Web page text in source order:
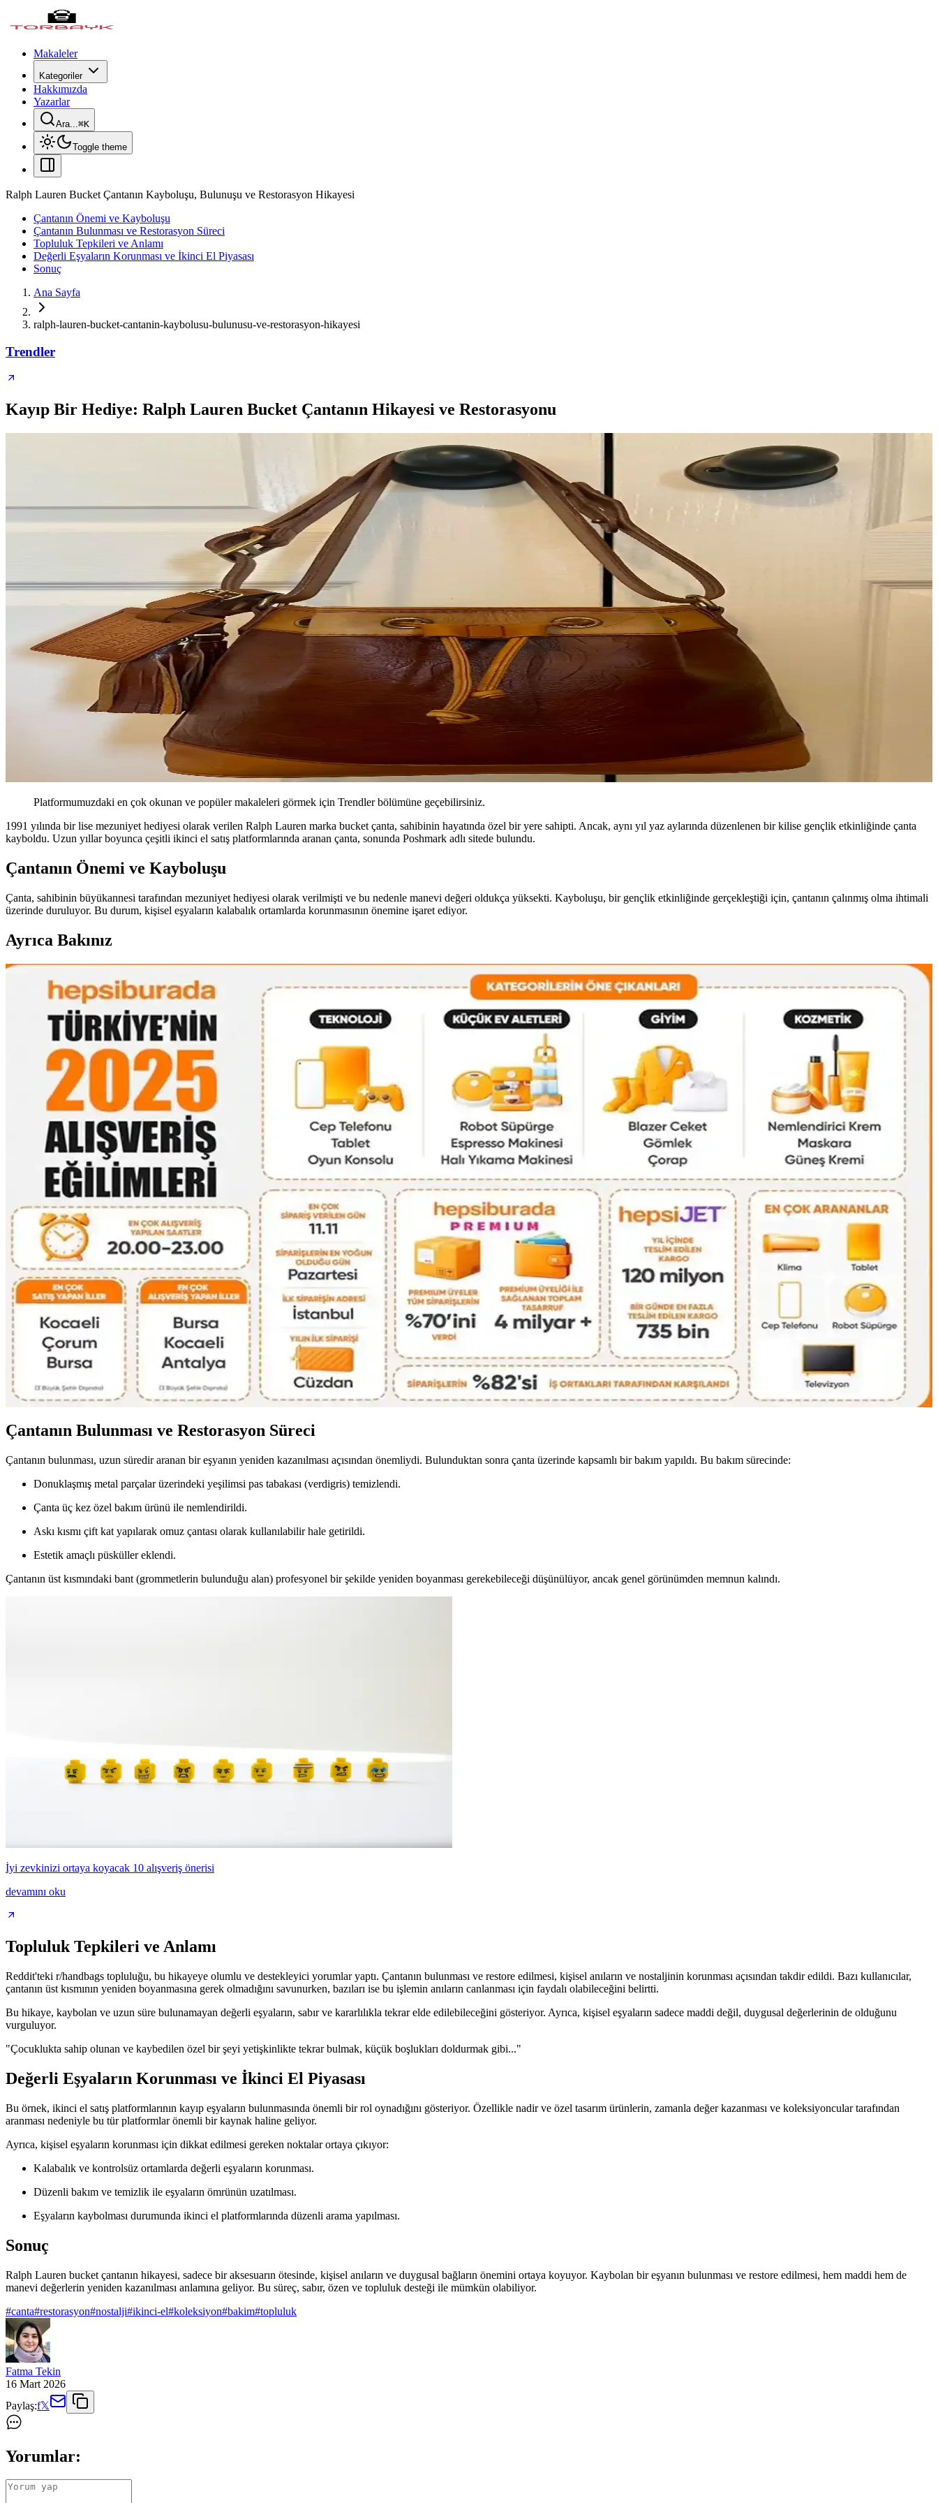
Makaleler
Kategoriler
Hakkımızda
Yazarlar
Ara...⌘K
Toggle theme
Ralph Lauren Bucket Çantanın Kayboluşu, Bulunuşu ve Restorasyon Hikayesi
Çantanın Önemi ve Kayboluşu
Çantanın Bulunması ve Restorasyon Süreci
Topluluk Tepkileri ve Anlamı
Değerli Eşyaların Korunması ve İkinci El Piyasası
Sonuç
Ana Sayfa
ralph-lauren-bucket-cantanin-kaybolusu-bulunusu-ve-restorasyon-hikayesi
Trendler
Kayıp Bir Hediye: Ralph Lauren Bucket Çantanın Hikayesi ve Restorasyonu
Platformumuzdaki en çok okunan ve popüler makaleleri görmek için Trendler bölümüne geçebilirsiniz.
1991 yılında bir lise mezuniyet hediyesi olarak verilen Ralph Lauren marka bucket çanta, sahibinin hayatında özel bir yere sahipti. Ancak, aynı yıl yaz aylarında düzenlenen bir kilise gençlik etkinliğinde çanta
kayboldu. Uzun yıllar boyunca çeşitli ikinci el satış platformlarında aranan çanta, sonunda Poshmark adlı sitede bulundu.
Çantanın Önemi ve Kayboluşu
Çanta, sahibinin büyükannesi tarafından mezuniyet hediyesi olarak verilmişti ve bu nedenle manevi değeri oldukça yüksekti. Kayboluşu, bir gençlik etkinliğinde gerçekleştiği için, çantanın çalınmış olma ihtimali
üzerinde duruluyor. Bu durum, kişisel eşyaların kalabalık ortamlarda korunmasının önemine işaret ediyor.
Ayrıca Bakınız
Çanta Koleksiyonları: Çeşitlilik, Kullanım Tercihleri ve İkinci El Alışverişte Orijinallik
Çanta koleksiyonları farklı boyut, doku ve renklerle zenginleşir. Kullanım sıklığına göre tercih edilen çantalar, koleksiyon yönetimi ve ikinci el alışverişte orijinallik kontrolü önem taşır.
Fyro Levo 30L Sırt Çantası ile İş Seyahatlerinde Tek Çanta Kullanımı ve Paketleme Stratejileri
Fyro Levo 30L sırt çantası, iş seyahatlerinde tek çanta konseptiyle pratik paketleme ve taşınabilirlik sunar. Elektronik cihazlar, kıyafetler ve kişisel eşyalar düzenli şekilde taşınabilir.
30'lu Yaşlardaki Anneler İçin Moda ve Fonksiyonellik Dengesinde El Çantası Seçimi
30'lu yaşlardaki anneler için el çantası seçimi, modaya uygunluk, dayanıklılık ve fonksiyonelliği bir arada sunan modellerle günlük hayatın ihtiyaçlarına cevap verir. Markalar ve malzeme tercihleri önemlidir.
Dooney & Bourke Janine Çantası: Dayanıklı Deri Tasarımı ve Piyasa Değeri Analizi
Dooney & Bourke Janine çantası, dayanıklı deri yapısı ve şık tasarımıyla günlük kullanım ve seyahat için ideal. İkinci el piyasasında uygun fiyatlı, manevi değeri yüksek bir seçenek sunar.
Çocukça Bulunan Çanta Tasarımları ve Stil Algısının Sosyal ve Kültürel Boyutları
Çanta tasarımlarında renkli ve neşeli modellerin 'çocukça' algısı, bireysel ifade ve kültürel farklılıklarla şekillenir. Stil, özgünlük ve mutlulukla anlam kazanır.
16 Litrelik Kanken Sırt Çantasıyla 4 Gün 4 Gece Minimalist Seyahat Planlama
16 litrelik Kanken sırt çantasıyla 4 gün 4 gece minimalist seyahat için teknoloji, kişisel bakım ve giysi eşyalarının düzenli ve hafif paketlenmesi anlatılıyor. Beden ve ihtiyaçlara göre esneklik vurgulanıyor.
Kişisel Özelliklerle Çanta Seçimi: İsim, İnisiyal ve Anlamlı Detayların Önemi
İsim, inisiyal ve kişisel sembollerle bağlantılı çanta seçimi, kullanıcıların kendilerini ifade etme biçimini yansıtır. Doğum yılı, favori renk ve ilgi alanları da seçimleri etkiler.
2026 İlk Çeyrek Reddit Çanta Satış ve Takas Piyasası İncelemesi ve Güvenlik Önlemleri
2026'nın ilk çeyreğinde Reddit'te çanta satış ve takasında kullanıcılar ürün durumu, fiyatlandırma ve güvenli ödeme yöntemlerine dikkat ediyor. Popüler markalar ve dolandırıcılık uyarıları öne çıkıyor.
Çantanın Bulunması ve Restorasyon Süreci
Çantanın bulunması, uzun süredir aranan bir eşyanın yeniden kazanılması açısından önemliydi. Bulunduktan sonra çanta üzerinde kapsamlı bir bakım yapıldı. Bu bakım sürecinde:
Donuklaşmış metal parçalar üzerindeki yeşilimsi pas tabakası (verdigris) temizlendi.
Çanta üç kez özel bakım ürünü ile nemlendirildi.
Askı kısmı çift kat yapılarak omuz çantası olarak kullanılabilir hale getirildi.
Estetik amaçlı püsküller eklendi.
Çantanın üst kısmındaki bant (grommetlerin bulunduğu alan) profesyonel bir şekilde yeniden boyanması gerekebileceği düşünülüyor, ancak genel görünümden memnun kalındı.
İyi zevkinizi ortaya koyacak 10 alışveriş önerisi
devamını oku
Topluluk Tepkileri ve Anlamı
Reddit'teki r/handbags topluluğu, bu hikayeye olumlu ve destekleyici yorumlar yaptı. Çantanın bulunması ve restore edilmesi, kişisel anıların ve nostaljinin korunması açısından takdir edildi. Bazı kullanıcılar,
çantanın üst kısmının yeniden boyanmasına gerek olmadığını savunurken, bazıları ise bu işlemin anıların canlanması için faydalı olabileceğini belirtti.
Bu hikaye, kaybolan ve uzun süre bulunamayan değerli eşyaların, sabır ve kararlılıkla tekrar elde edilebileceğini gösteriyor. Ayrıca, kişisel eşyaların sadece maddi değil, duygusal değerlerinin de olduğunu
vurguluyor.
"Çocuklukta sahip olunan ve kaybedilen özel bir şeyi yetişkinlikte tekrar bulmak, küçük boşlukları doldurmak gibi..."
Değerli Eşyaların Korunması ve İkinci El Piyasası
Bu örnek, ikinci el satış platformlarının kayıp eşyaların bulunmasında önemli bir rol oynadığını gösteriyor. Özellikle nadir ve özel tasarım ürünlerin, zamanla değer kazanması ve koleksiyoncular tarafından
aranması nedeniyle bu tür platformlar önemli bir kaynak haline geliyor.
Ayrıca, kişisel eşyaların korunması için dikkat edilmesi gereken noktalar ortaya çıkıyor:
Kalabalık ve kontrolsüz ortamlarda değerli eşyaların korunması.
Düzenli bakım ve temizlik ile eşyaların ömrünün uzatılması.
Eşyaların kaybolması durumunda ikinci el platformlarında düzenli arama yapılması.
Sonuç
Ralph Lauren bucket çantanın hikayesi, sadece bir aksesuarın ötesinde, kişisel anıların ve duygusal bağların önemini ortaya koyuyor. Kaybolan bir eşyanın bulunması ve restore edilmesi, hem maddi hem de
manevi değerlerin yeniden kazanılması anlamına geliyor. Bu süreç, sabır, özen ve topluluk desteği ile mümkün olabiliyor.
#canta#restorasyon#nostalji#ikinci-el#koleksiyon#bakim#topluluk
Fatma Tekin
16 Mart 2026
Paylaş:f𝕏
Yorumlar: